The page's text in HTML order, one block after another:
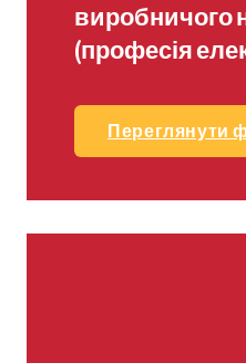
виробничого
(професія
Переглянути